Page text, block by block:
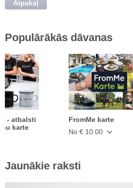
Atpakaļ
Populārākās dāvanas
- atbalsti
karte
FromMe karte
No € 10.00
Jaunākie raksti